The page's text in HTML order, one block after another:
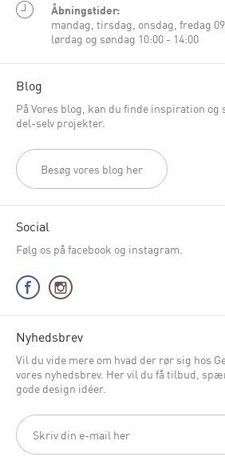
Åbningstider:
mandag, tirsdag, onsdag, fredag
lørdag og søndag 10:00 - 14:00
Blog
På Vores blog, kan du finde inspiration og
del-selv projekter.
Besøg vores blog her
Social
Følg os på facebook og instagram.
Nyhedsbrev
Vil du vide mere om hvad der rør sig hos
vores nyhedsbrev. Her vil du få tilbud,
gode design idéer.